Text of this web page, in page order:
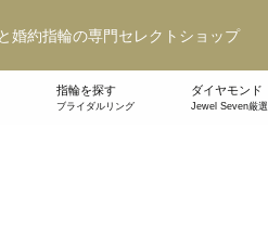
約指輪の専門セレクトショップ
指輪を探す
ブライダルリング
ダイヤモンド
Jewel Seven厳選